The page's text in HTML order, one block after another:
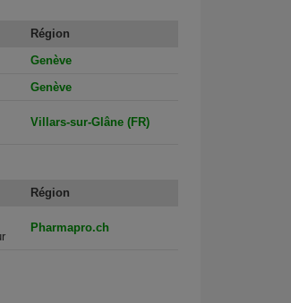
Région
Genève
Genève
Villars-sur-Glâne (FR)
Région
Pharmapro.ch